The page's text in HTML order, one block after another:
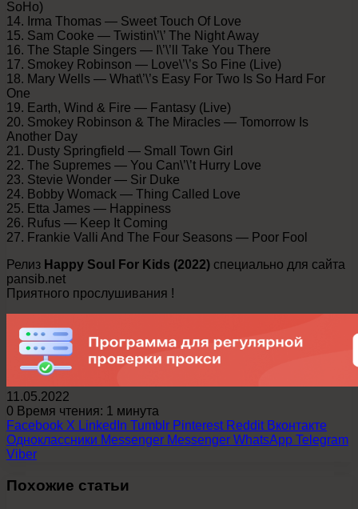
SoHo)
14. Irma Thomas — Sweet Touch Of Love
15. Sam Cooke — Twistin\’\’ The Night Away
16. The Staple Singers — I\’\’ll Take You There
17. Smokey Robinson — Love\’\’s So Fine (Live)
18. Mary Wells — What\’\’s Easy For Two Is So Hard For
One
19. Earth, Wind & Fire — Fantasy (Live)
20. Smokey Robinson & The Miracles — Tomorrow Is
Another Day
21. Dusty Springfield — Small Town Girl
22. The Supremes — You Can\’\’t Hurry Love
23. Stevie Wonder — Sir Duke
24. Bobby Womack — Thing Called Love
25. Etta James — Happiness
26. Rufus — Keep It Coming
27. Frankie Valli And The Four Seasons — Poor Fool
Релиз Happy Soul For Kids (2022) специально для сайта
pansib.net
Приятного прослушивания !
11.05.2022
0 Время чтения: 1 минута
Facebook X LinkedIn Tumblr Pinterest Reddit Вконтакте
Одноклассники Messenger Messenger WhatsApp Telegram
Viber
Похожие статьи